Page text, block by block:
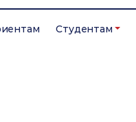
Студентам